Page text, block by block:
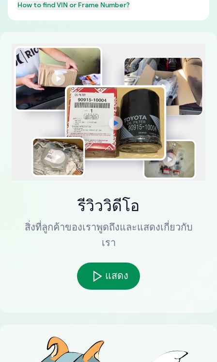
How to findVIN or Frame Number?
รีวิววิดีโอ
สิ่งที่ลูกค้าของเราพูดถึงและแสดงเกี่ยวกับ
เรา
แสดง